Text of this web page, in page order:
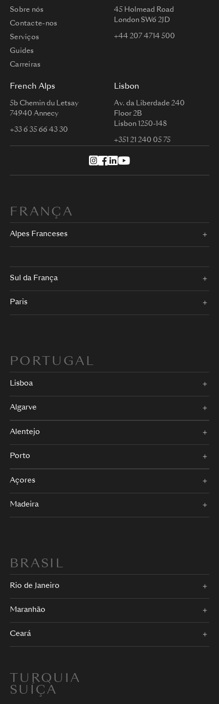
Sobre nós
Contacte-nos
Serviços
Guides
Carreiras
45 Holmead Road
London SW6 2JD
+44 207 4714 500
French Alps
5b Chemin du Letsay
74940 Annecy
+33 6 35 66 43 30
Lisbon
Av. da Liberdade 240
Floor 2B
Lisbon 1250-148
+351 21 240 05 75
FRANÇA
Alpes Franceses
Sul da França
Paris
PORTUGAL
Lisboa
Algarve
Alentejo
Porto
Açores
Madeira
BRASIL
Rio de Janeiro
Maranhão
Ceará
TURQUIA
SUÍÇA